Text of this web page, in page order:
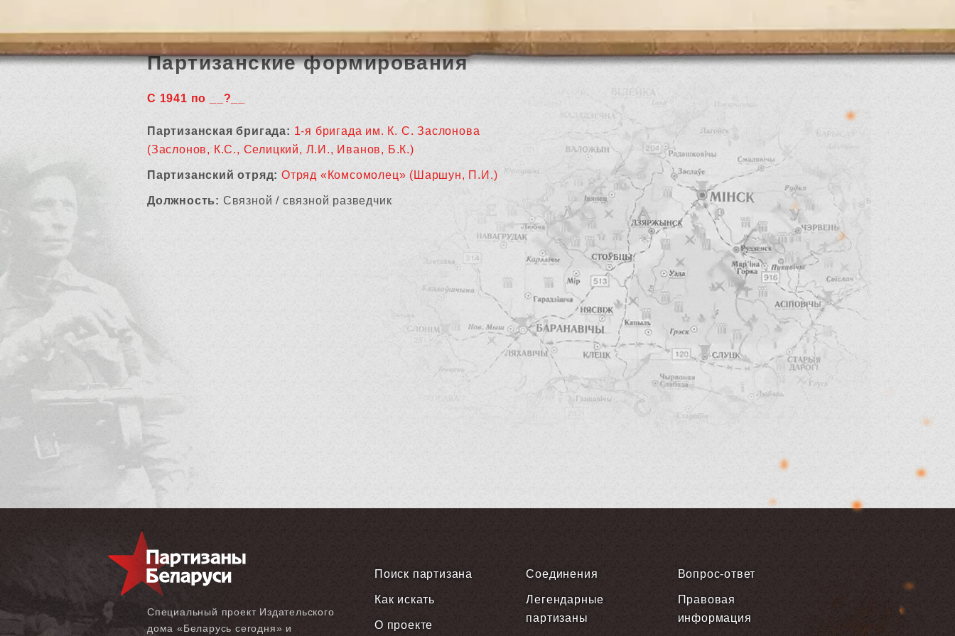
Партизанские формирования
С 1941 по __?__
Партизанская бригада: 1-я бригада им. К. С. Заслонова
(Заслонов, К.С., Селицкий, Л.И., Иванов, Б.К.)
Партизанский отряд: Отряд «Комсомолец» (Шаршун, П.И.)
Должность: Связной / связной разведчик
Специальный проект Издательского
дома «‎Беларусь сегодня» и
Поиск партизана
Как искать
О проекте
Соединения
Легендарные
партизаны
Вопрос-ответ
Правовая
информация